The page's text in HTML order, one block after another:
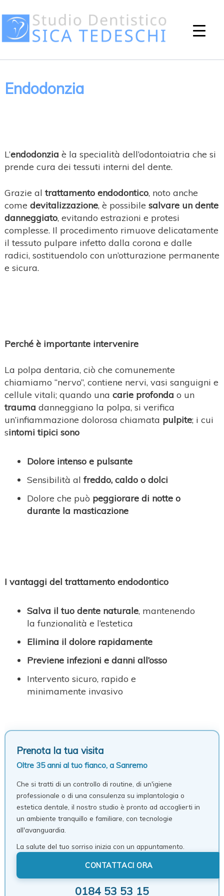
Endodonzia
L’endodonzia è la specialità dell’odontoiatria che si
prende cura dei tessuti interni del dente.
Grazie al trattamento endodontico, noto anche
come devitalizzazione, è possibile salvare un dente
danneggiato, evitando estrazioni e protesi
complesse. Il procedimento rimuove delicatamente
il tessuto pulpare infetto dalla corona e dalle
radici, sostituendolo con un’otturazione permanente
e sicura.
Perché è importante intervenire
La polpa dentaria, ciò che comunemente
chiamiamo “nervo”, contiene nervi, vasi sanguigni e
cellule vitali; quando una carie profonda o un
trauma danneggiano la polpa, si verifica
un’infiammazione dolorosa chiamata pulpite; i cui
sintomi tipici sono
Dolore intenso e pulsante
Sensibilità al freddo, caldo o dolci
Dolore che può peggiorare di notte o
durante la masticazione
I vantaggi del trattamento endodontico
Salva il tuo dente naturale, mantenendo
la funzionalità e l’estetica
Elimina il dolore rapidamente
Previene infezioni e danni all’osso
Intervento sicuro, rapido e
minimamente invasivo
Prenota la tua visita
Oltre 35 anni al tuo fianco, a Sanremo
Che si tratti di un controllo di routine, di un'igiene
professionale o di una consulenza su implantologia o
estetica dentale, il nostro studio è pronto ad accoglierti in
un ambiente tranquillo e familiare, con tecnologie
all'avanguardia.
La salute del tuo sorriso inizia con un appuntamento.
CONTATTACI ORA
0184 53 53 15